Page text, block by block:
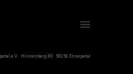
e.V. · Hinnenberg 80 · 58256 Ennepetal